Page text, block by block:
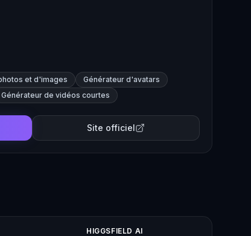
et d'images
Générateur d'avatars
Générateur de vidéos courtes
Site officiel
HIGGSFIELD AI